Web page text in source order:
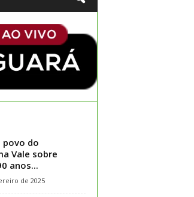
povo do
Vale sobre
anos...
de 2025